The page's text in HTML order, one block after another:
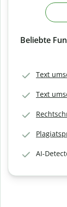
Beliebte
Text
Text
AI-